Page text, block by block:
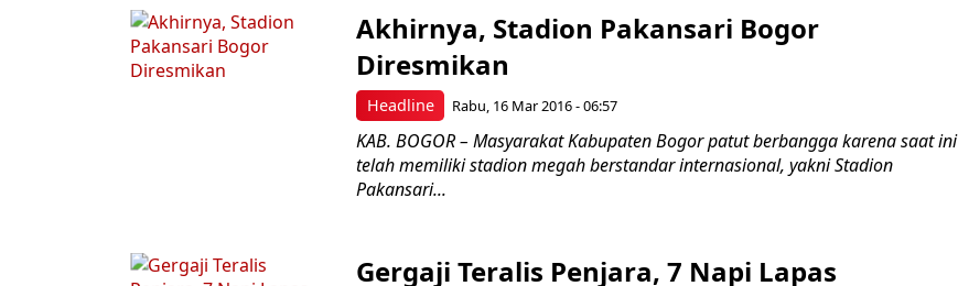
Headline
Akhirnya, Stadion Pakansari Bogor
Diresmikan
Rabu, 16 Mar 2016 - 06:57
KAB. BOGOR – Masyarakat Kabupaten Bogor patut berbangga karena saat ini
telah memiliki stadion megah berstandar internasional, yakni Stadion
Pakansari...
Gergaji Teralis Penjara, 7 Napi Lapas